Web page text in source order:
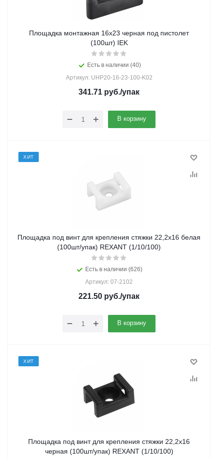
Площадка монтажная 16х23 черная под пистолет
(100шт) IEK
Есть в наличии (40)
Артикул: UHP20-16-23-100-K02
341.71 руб./упак
В корзину
ХИТ
Площадка под винт для крепления стяжки 22,2х16 белая
(100шт/упак) REXANT (1/10/100)
Есть в наличии (626)
Артикул: 07-2102
221.50 руб./упак
В корзину
ХИТ
Площадка под винт для крепления стяжки 22,2х16
черная (100шт/упак) REXANT (1/10/100)